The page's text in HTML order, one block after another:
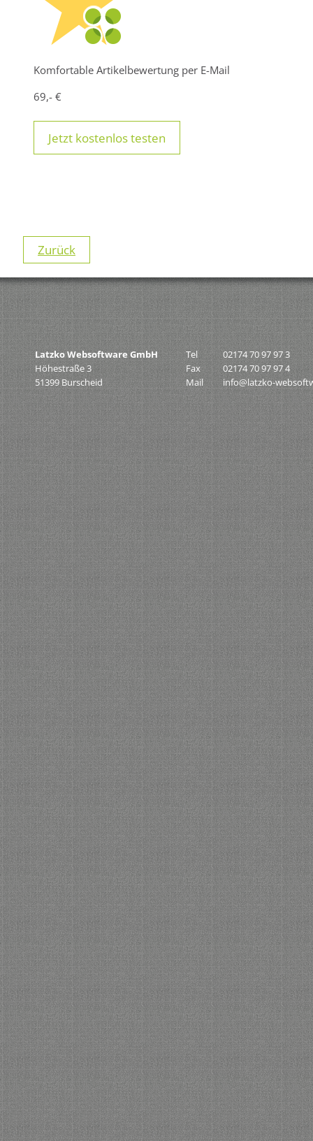
Komfortable Artikelbewertung per E-Mail
69,- €
Jetzt kostenlos testen
Zurück
Latzko Websoftware GmbH
Höhestraße 3
51399 Burscheid
Tel
02174 70 97 97 3
Fax
02174 70 97 97 4
Mail
info@latzko-